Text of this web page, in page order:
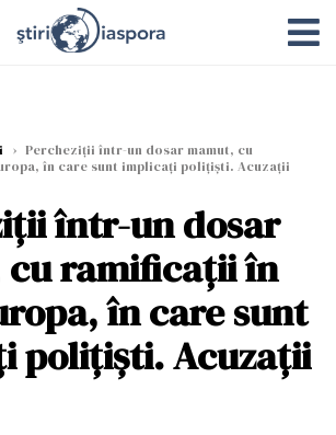
› Percheziții într-un dosar mamut, cu
în care sunt implicați polițiști. Acuzații
într-un dosar
ramificații în
în care sunt
polițiști. Acuzații